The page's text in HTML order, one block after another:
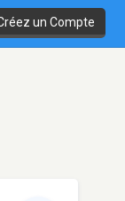
un Compte